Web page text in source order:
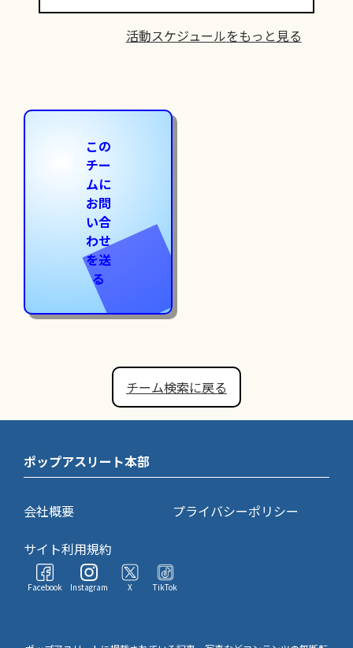
活動スケジュールをもっと見る
この
チー
ムに
お問
い合
わせ
を送
る
チーム検索に戻る
ポップアスリート本部
会社概要
プライバシーポリシー
サイト利用規約
Facebook Instagram X TikTok